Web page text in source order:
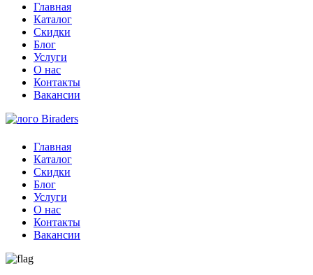
Главная
Каталог
Скидки
Блог
Услуги
О нас
Контакты
Вакансии
Главная
Каталог
Скидки
Блог
Услуги
О нас
Контакты
Вакансии